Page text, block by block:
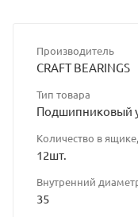
Производитель
CRAFT BEARINGS
Тип товара
Подшипниковый
Количество в
12шт.
Внутренний
35